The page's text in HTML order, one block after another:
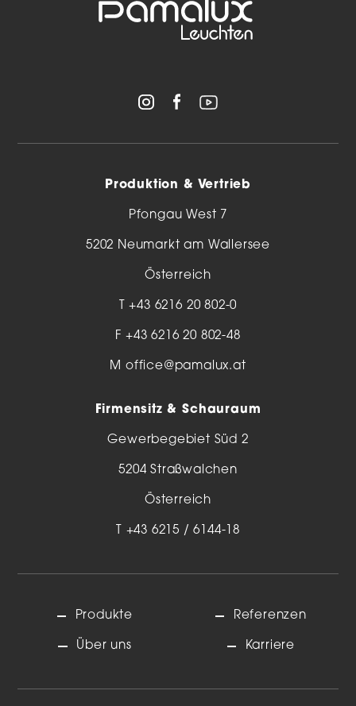
Produktion & Vertrieb
Pfongau West 7
5202 Neumarkt am Wallersee
Österreich
T+43 6216 20 802-0
F +43 6216 20 802-48
M office@pamalux.at
Firmensitz & Schauraum
Gewerbegebiet Süd 2
5204 Straßwalchen
Österreich
T +43 6215 / 6144-18
Produkte
Über uns
Referenzen
Karriere